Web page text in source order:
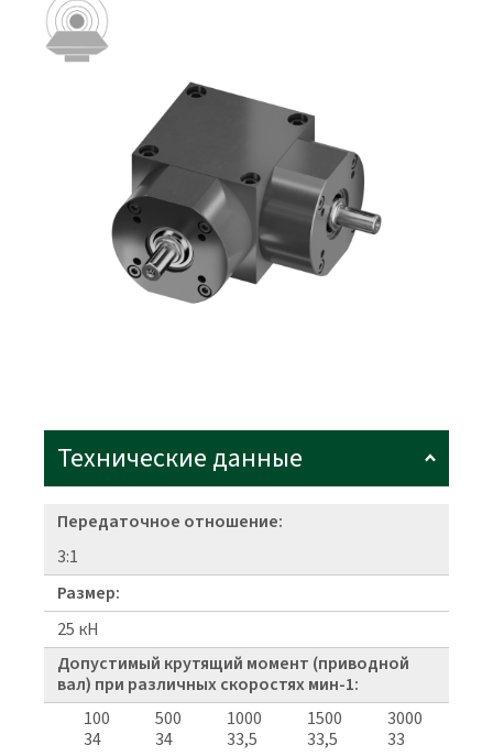
Технические данные
Передаточное отношение:
3:1
Размер:
25 кН
Допустимый крутящий момент (приводной
вал) при различных скоростях мин-1:
100
34
500
34
1000
33,5
1500
33,5
3000
33